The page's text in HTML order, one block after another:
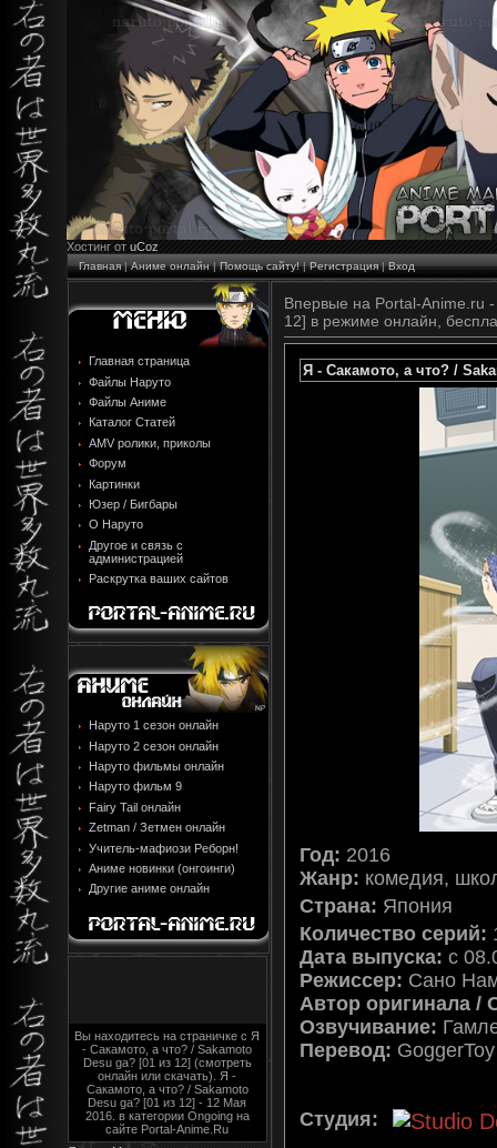
Хостинг от uCoz
Главная|Аниме онлайн|Помощь сайту!|Регистрация|Вход
Главная страница
Файлы Наруто
Файлы Аниме
Каталог Статей
AMV ролики, приколы
Форум
Картинки
Юзер / Бигбары
О Наруто
Другое и связь с
администрацией
Раскрутка ваших сайтов
Наруто 1 сезон онлайн
Наруто 2 сезон онлайн
Наруто фильмы онлайн
Наруто фильм 9
Fairy Tail онлайн
Zetman / Зетмен онлайн
Учитель-мафиози Реборн!
Аниме новинки (онгоинги)
Другие аниме онлайн
Вы находитесь на страничке с Я
- Сакамото, а что? / Sakamoto
Desu ga? [01 из 12] (смотреть
онлайн или скачать). Я -
Сакамото, а что? / Sakamoto
Desu ga? [01 из 12] - 12 Мая
2016. в категории Ongoing на
сайте Portal-Anime.Ru
Впервые на Portal-Anime.ru
12] в режиме онлайн,
Я - Сакамото, а что? /
Год: 2016
Жанр: комедия,
Страна: Япония
Количество серий:
Дата выпуска: c
Режиссер: Сано
Автор оригинала /
Озвучивание:
Перевод: GoggerToy
Студия: